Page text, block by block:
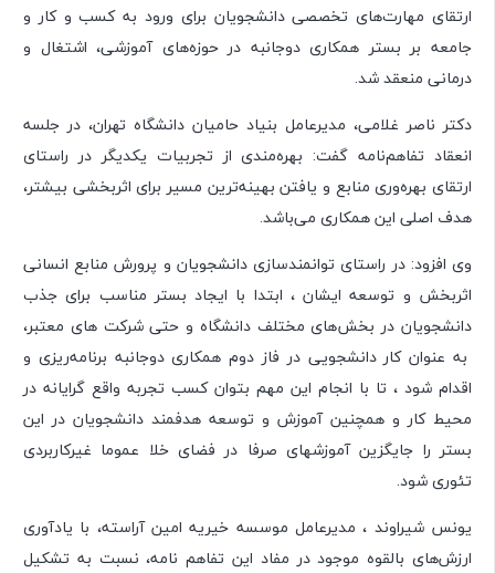
ارتقای مهارت‌های تخصصی دانشجویان برای ورود به کسب و کار و
جامعه بر بستر همکاری دوجانبه در حوزه‌های آموزشی، اشتغال و
درمانی منعقد شد.
دکتر ناصر غلامی، مدیرعامل بنیاد حامیان دانشگاه تهران، در جلسه
انعقاد تفاهم‌نامه گفت: بهر‌ه‌مندی از تجربیات یکدیگر در راستای
ارتقای بهره‌وری منابع و یافتن بهینه‌ترین مسیر برای اثربخشی بیشتر،
هدف اصلی این همکاری می‌باشد.
وی افزود: در راستای توانمند‌سازی دانشجویان و پرورش منابع انسانی
اثربخش و توسعه ایشان ، ابتدا با ایجاد بستر مناسب برای جذب
دانشجویان در بخش‌های مختلف دانشگاه و حتی شرکت های معتبر،
به عنوان کار دانشجویی در فاز دوم همکاری دوجانبه برنامه‌ریزی و
اقدام شود ، تا با انجام این مهم بتوان کسب تجربه واقع گرایانه در
محیط کار و همچنین آموزش و توسعه هدفمند دانشجویان در این
بستر را جایگزین آموزشهای صرفا در فضای خلا عموما غیرکاربردی
تئوری شود.
یونس شیراوند ، مدیرعامل موسسه خیریه امین آراسته، با یادآوری
ارزش‌های بالقوه موجود در مفاد این تفاهم نامه، نسبت به تشکیل